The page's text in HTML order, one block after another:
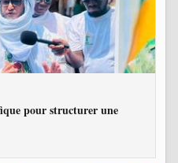
pour structurer une